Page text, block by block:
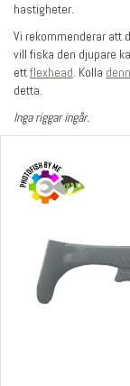
hastigheter.
Vi rekommenderar att
vill fiska den djupare
ettflexhead. Kolla
detta.
Inga riggar ingår.